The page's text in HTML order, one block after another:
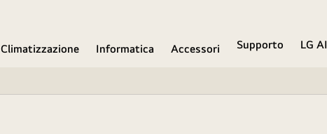
Climatizzazione Informatica Accessori Supporto
LG AI